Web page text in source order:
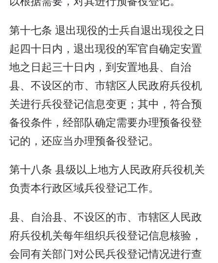
第十七条 退出现役的士兵自退出现役之日
起四十日内，退出现役的军官自确定安置
地之日起三十日内，到安置地县、自治
县、不设区的市、市辖区人民政府兵役机
关进行兵役登记信息变更；其中，符合预
备役条件，经部队确定需要办理预备役登
记的，还应当办理预备役登记。
第十八条 县级以上地方人民政府兵役机关
负责本行政区域兵役登记工作。
县、自治县、不设区的市、市辖区人民政
府兵役机关每年组织兵役登记信息核验，
会同有关部门对公民兵役登记情况进行查